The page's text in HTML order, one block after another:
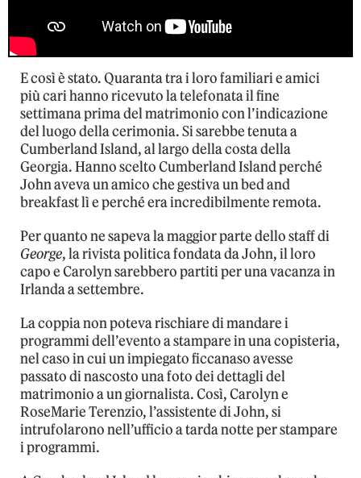
E così è stato. Quaranta tra i loro familiari e amici
più cari hanno ricevuto la telefonata il fine
settimana prima del matrimonio con l’indicazione
del luogo della cerimonia. Si sarebbe tenuta a
Cumberland Island, al largo della costa della
Georgia. Hanno scelto Cumberland Island perché
John aveva un amico che gestiva un bed and
breakfast lì e perché era incredibilmente remota.
Per quanto ne sapeva la maggior parte dello staff di
George, la rivista politica fondata da John, il loro
capo e Carolyn sarebbero partiti per una vacanza in
Irlanda a settembre.
La coppia non poteva rischiare di mandare i
programmi dell’evento a stampare in una copisteria,
nel caso in cui un impiegato ficcanaso avesse
passato di nascosto una foto dei dettagli del
matrimonio a un giornalista. Così, Carolyn e
RoseMarie Terenzio, l’assistente di John, si
intrufolarono nell’ufficio a tarda notte per stampare
i programmi.